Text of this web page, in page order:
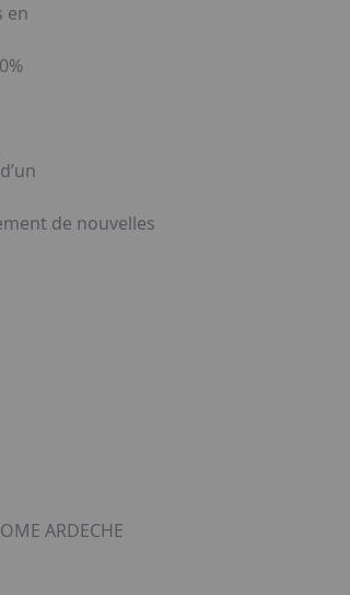
en
de nouvelles
ARDECHE